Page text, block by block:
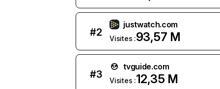
#2
justwatch.com
Visites :93,57 M
#3
tvguide.com
Visites :12,35 M